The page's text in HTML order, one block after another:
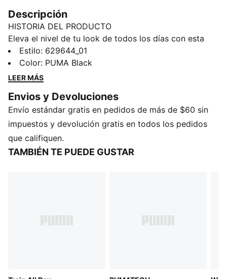
Descripción
HISTORIA DEL PRODUCTO
Eleva el nivel de tu look de todos los días con esta
playera WARDROBE Essentials. Con un ícono PUMA
Cat bordado en el pecho, está pensada para quienes
prefieren una prenda simple pero única. Deja tu huella
esfuerzo, vayas donde vayas.
CARACTERÍSTICAS Y BENEFICIOS
Producto fabricado con al menos un 20% de algodón
reciclado
DETALLES
Estilo: 629644_01
Color: PUMA Black
LEER MÁS
Envios y Devoluciones
Envío estándar gratis en pedidos de más de $60 sin
impuestos y devolución gratis en todos los pedidos
que califiquen.
TAMBIÉN TE PUEDE GUSTAR